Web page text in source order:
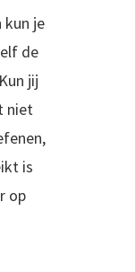
kun je
de
jij
niet
is
op